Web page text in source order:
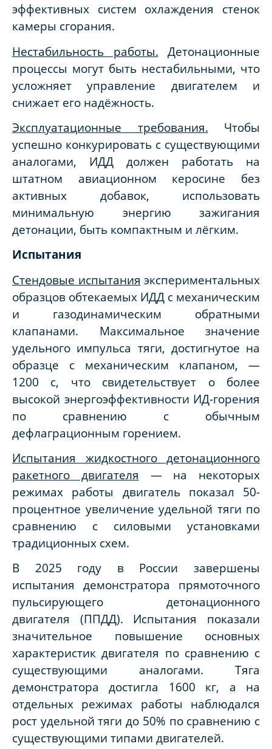
эффективных систем охлаждения стенок
камеры сгорания.
Нестабильность работы. Детонационные
процессы могут быть нестабильными, что
усложняет управление двигателем и
снижает его надёжность.
Эксплуатационные требования. Чтобы
успешно конкурировать с существующими
аналогами, ИДД должен работать на
штатном авиационном керосине без
активных добавок, использовать
минимальную энергию зажигания
детонации, быть компактным и лёгким.
Испытания
Стендовые испытания экспериментальных
образцов обтекаемых ИДД с механическим
и газодинамическим обратными
клапанами. Максимальное значение
удельного импульса тяги, достигнутое на
образце с механическим клапаном, —
1200 с, что свидетельствует о более
высокой энергоэффективности ИД-горения
по сравнению с обычным
дефлаграционным горением.
Испытания жидкостного детонационного
ракетного двигателя — на некоторых
режимах работы двигатель показал 50-
процентное увеличение удельной тяги по
сравнению с силовыми установками
традиционных схем.
В 2025 году в России завершены
испытания демонстратора прямоточного
пульсирующего детонационного
двигателя (ППДД). Испытания показали
значительное повышение основных
характеристик двигателя по сравнению с
существующими аналогами. Тяга
демонстратора достигла 1600 кг, а на
отдельных режимах работы наблюдался
рост удельной тяги до 50% по сравнению с
существующими типами двигателей.